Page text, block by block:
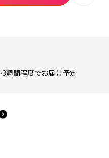
週間程度でお届け予定